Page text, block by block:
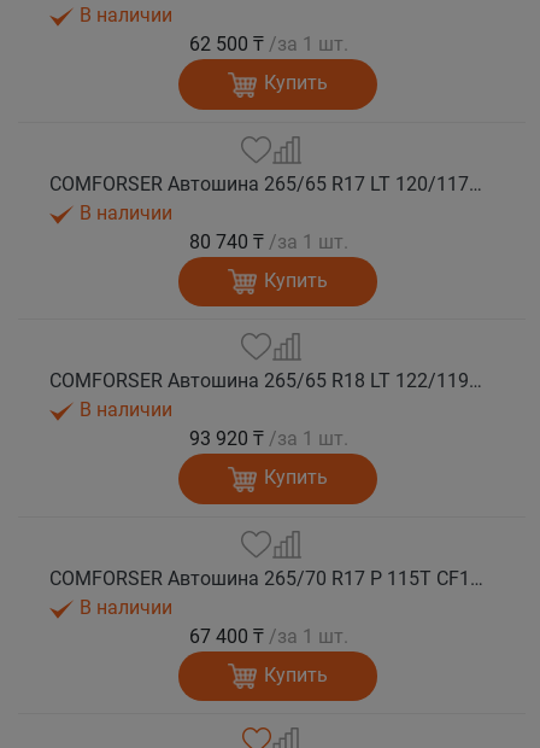
В наличии
62 500 ₸ /за 1 шт.
Купить
COMFORSER Автошина 265/65 R17 LT 120/117S CF1100 10PR RWL лето
В наличии
80 740 ₸ /за 1 шт.
Купить
COMFORSER Автошина 265/65 R18 LT 122/119S CF1100 10PR RWL лето
В наличии
93 920 ₸ /за 1 шт.
Купить
COMFORSER Автошина 265/70 R17 P 115T CF1100 RWL лето
В наличии
67 400 ₸ /за 1 шт.
Купить